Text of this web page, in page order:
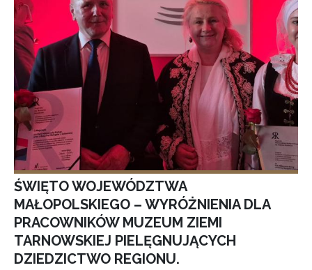
ŚWIĘTO WOJEWÓDZTWA
MAŁOPOLSKIEGO – WYRÓŻNIENIA DLA
PRACOWNIKÓW MUZEUM ZIEMI
TARNOWSKIEJ PIELĘGNUJĄCYCH
DZIEDZICTWO REGIONU.